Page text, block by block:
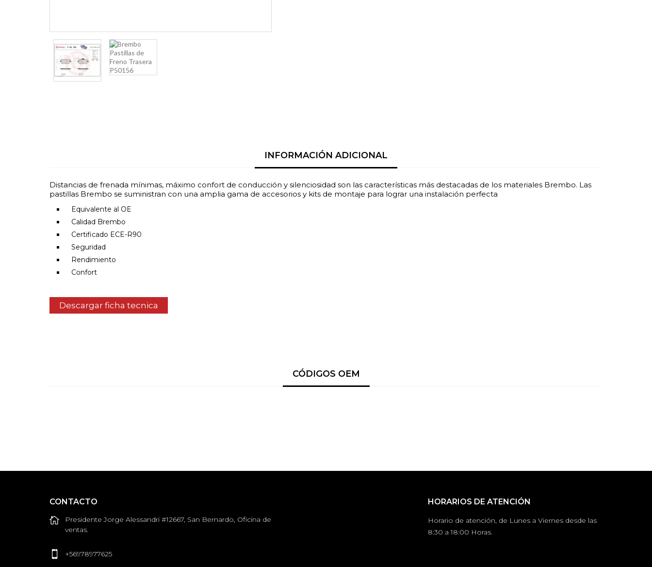
INFORMACIÓN ADICIONAL
Distancias de frenada mínimas, máximo confort de conducción y silenciosidad son las características más destacadas de los materiales Brembo. Las
pastillas Brembo se suministran con una amplia gama de accesorios y kits de montaje para lograr una instalación perfecta
Equivalente al OE
Calidad Brembo
Certificado ECE-R90
Seguridad
Rendimiento
Confort
Descargar ficha tecnica
CÓDIGOS OEM
CONTACTO
Presidente Jorge Alessandri #12667, San Bernardo, Oficina de
ventas.
+56978977625
HORARIOS DE ATENCIÓN
Horario de atención, de Lunes a Viernes desde las
8:30 a 18:00 Horas.